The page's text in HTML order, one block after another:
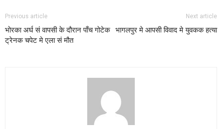
Previous article
भोरका अर्घ सं वापसी के दौरान पाँच गोटेक
ट्रेनक चपेट मे एला सं मौत
Next article
भागलपुर मे आपसी विवाद मे युवकक हत्या